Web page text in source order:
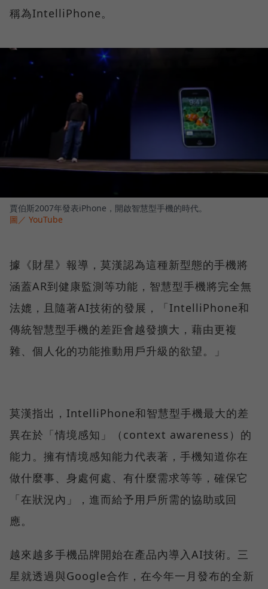
稱為IntelliPhone。
賈伯斯2007年發表iPhone，開啟智慧型手機的時代。
圖／ YouTube
據《財星》報導，莫漢認為這種新型態的手機將
涵蓋AR到健康監測等功能，智慧型手機將完全無
法媲，且隨著AI技術的發展，「IntelliPhone和
傳統智慧型手機的差距會越發擴大，藉由更複
雜、個人化的功能推動用戶升級的欲望。」
莫漢指出，IntelliPhone和智慧型手機最大的差
異在於「情境感知」（context awareness）的
能力。擁有情境感知能力代表著，手機知道你在
做什麼事、身處何處、有什麼需求等等，確保它
「在狀況內」，進而給予用戶所需的協助或回
應。
越來越多手機品牌開始在產品內導入AI技術。三
星就透過與Google合作，在今年一月發布的全新